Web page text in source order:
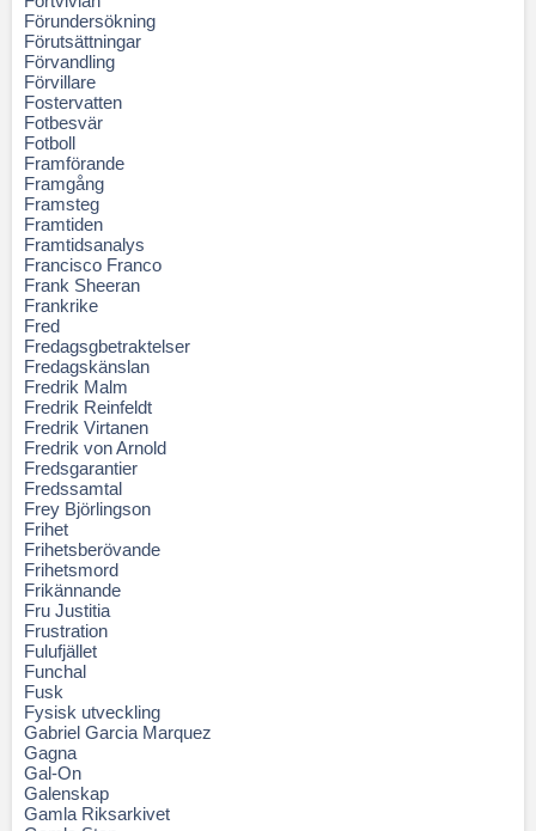
Förundersökning
Förutsättningar
Förvandling
Förvillare
Fostervatten
Fotbesvär
Fotboll
Framförande
Framgång
Framsteg
Framtiden
Framtidsanalys
Francisco Franco
Frank Sheeran
Frankrike
Fred
Fredagsgbetraktelser
Fredagskänslan
Fredrik Malm
Fredrik Reinfeldt
Fredrik Virtanen
Fredrik von Arnold
Fredsgarantier
Fredssamtal
Frey Björlingson
Frihet
Frihetsberövande
Frihetsmord
Frikännande
Fru Justitia
Frustration
Fulufjället
Funchal
Fusk
Fysisk utveckling
Gabriel Garcia Marquez
Gagna
Gal-On
Galenskap
Gamla Riksarkivet